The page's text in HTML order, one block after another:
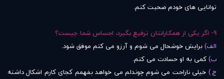
توانایی های خودم صحبت کنم.
9- اگر یکی از همکارانتان ترفیع بگیرد، احساس شما چیست؟
الف)برایش خوشحال می شوم و آرزو می کنم موفق شود.
ب)کمی به او حسادت می کنم.
ج ) خیلی ناراحت می شوم چوندلم می خواهد بفهمم کجای کارم اشکال داشته